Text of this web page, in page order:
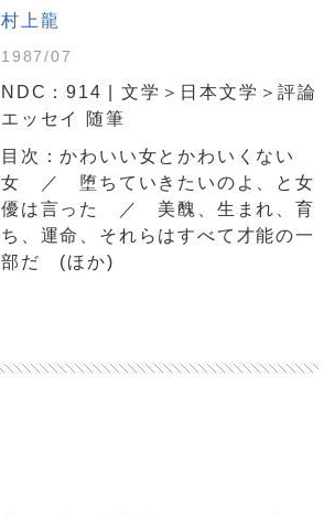
村上龍
1987/07
NDC：914 | 文学＞日本文学＞評論
エッセイ 随筆
目次：かわいい女とかわいくない
女 ／ 堕ちていきたいのよ、と女
優は言った ／ 美醜、生まれ、育
ち、運命、それらはすべて才能の一
部だ (ほか)